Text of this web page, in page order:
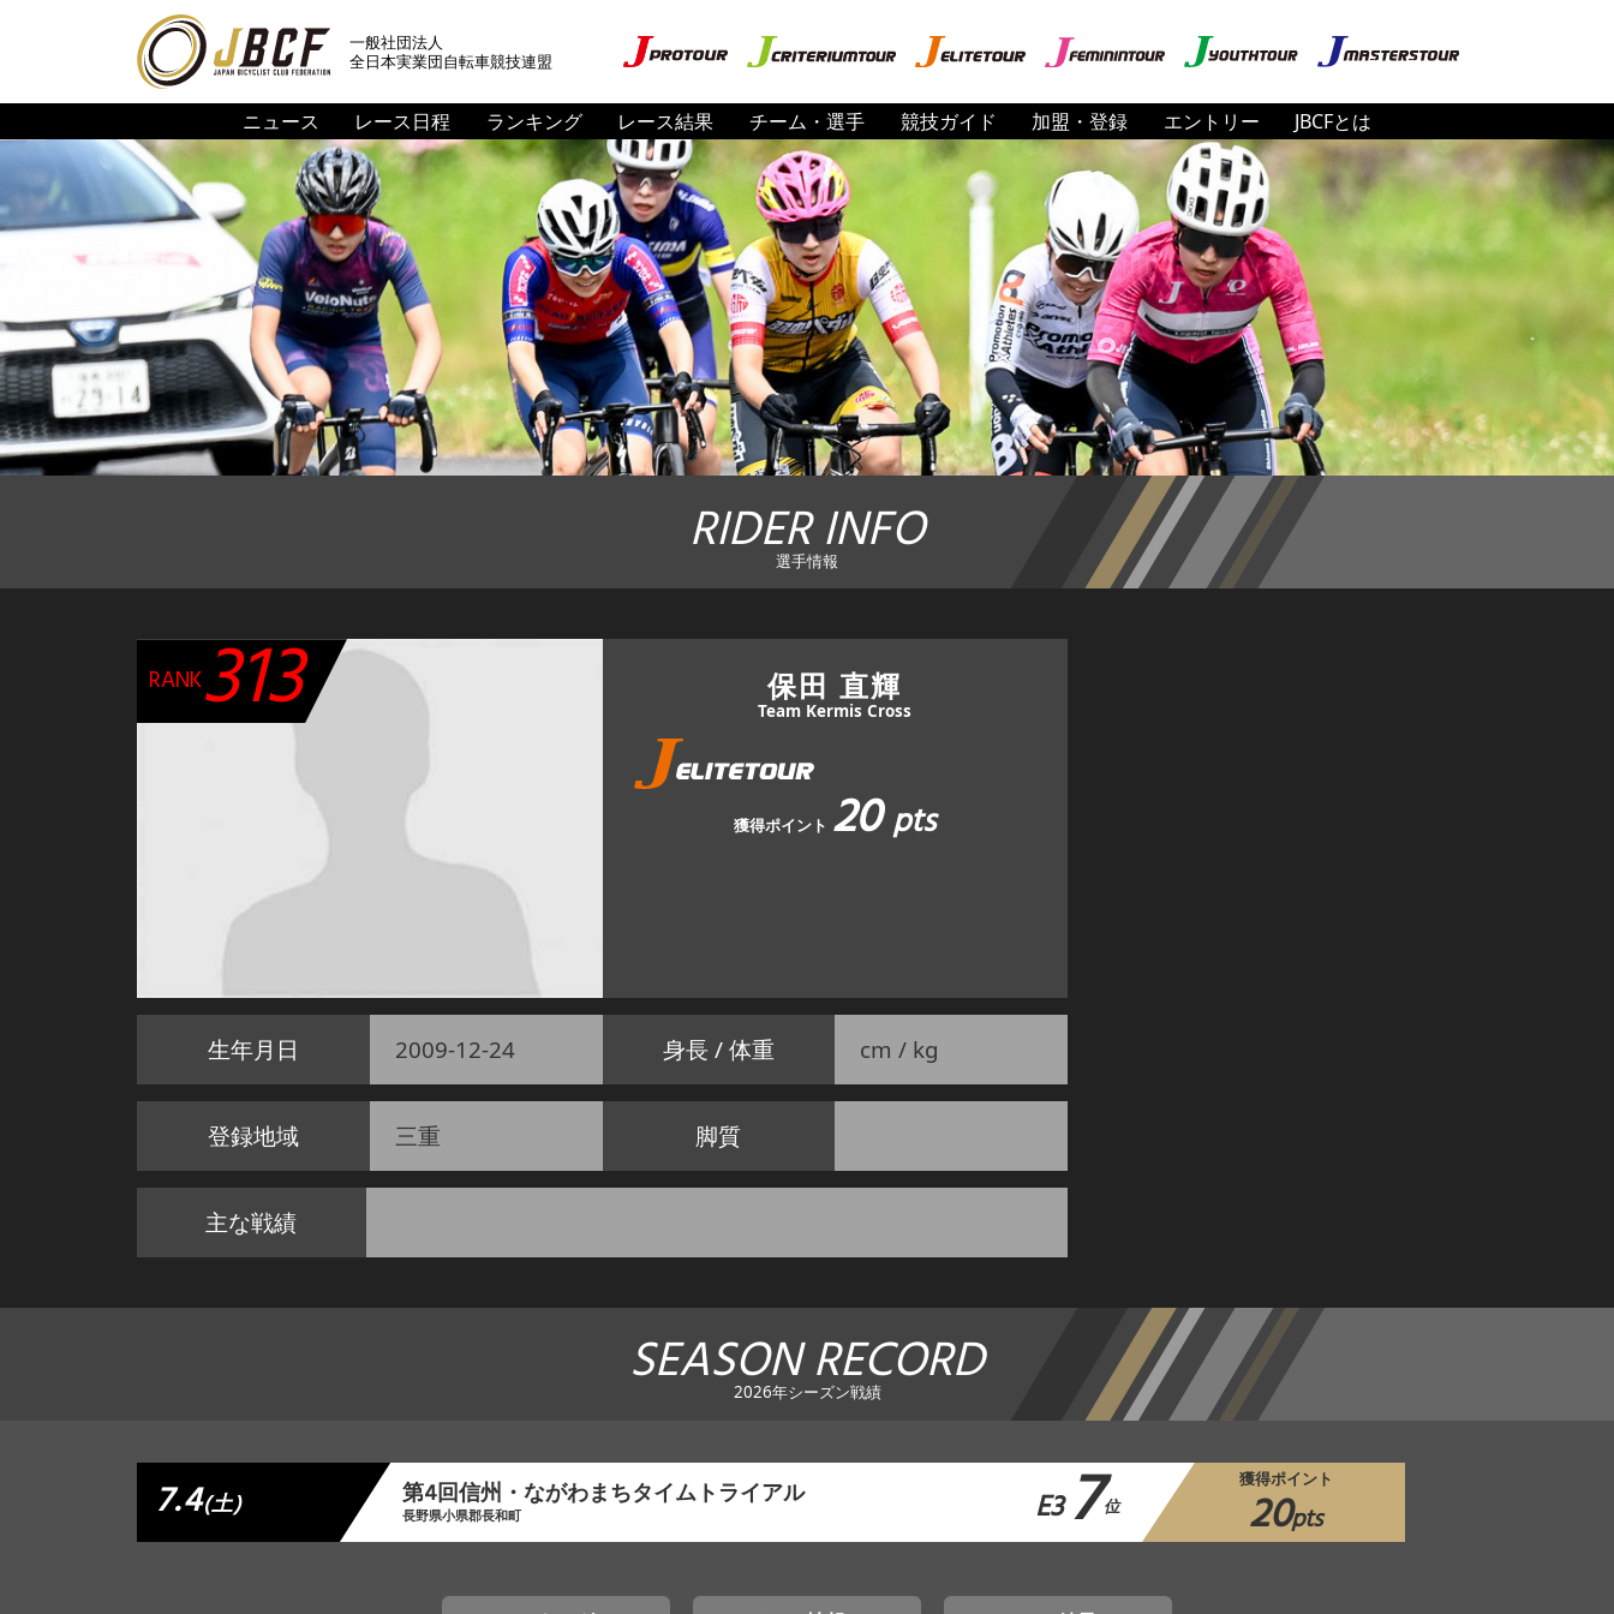
一般社団法人
全日本実業団自転車競技連盟
ニュース レース日程 ランキング レース結果 チーム・選手 競技ガイド 加盟・登録 エントリー JBCFとは
RIDER INFO
選手情報
RANK313 保田 直輝
Team Kermis Cross
獲得ポイント 20pts
生年月日 2009-12-24 身長 / 体重 cm / kg
登録地域 三重 脚質
主な戦績
SEASON RECORD
2026年シーズン戦績
7.4(土) 第4回信州・ながわまちタイムトライアル
長野県小県郡長和町 E3 7 位
獲得ポイント
20pts